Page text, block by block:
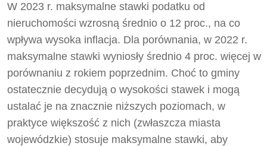
W 2023 r. maksymalne stawki podatku od
nieruchomości wzrosną średnio o 12 proc., na co
wpływa wysoka inflacja. Dla porównania, w 2022 r.
maksymalne stawki wyniosły średnio 4 proc. więcej w
porównaniu z rokiem poprzednim. Choć to gminy
ostatecznie decydują o wysokości stawek i mogą
ustalać je na znacznie niższych poziomach, w
praktyce większość z nich (zwłaszcza miasta
wojewódzkie) stosuje maksymalne stawki, aby